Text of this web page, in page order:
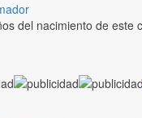
del nacimiento de